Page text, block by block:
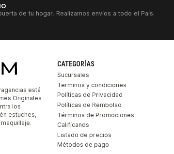
de tu hogar, Realizamos envíos a todo el País.
está
Originales
los
estuches,
CATEGORÍAS
Sucursales
Terminos y condiciones
Políticas de Privacidad
Políticas de Rembolso
Términos de Promociones
Califícanos
Listado de precios
Métodos de pago